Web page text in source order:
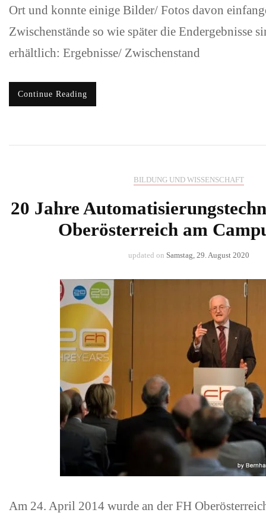
Ort und konnte einige Bilder/ Fotos davon
Zwischenstände so wie später die Endergebnisse
erhältlich: Ergebnisse/ Zwischenstand
Continue Reading
BILDUNG UND WISSENSCHAFT
20 Jahre
Oberösterreich am
updated on Samstag, 29. August 2020
Am 24. April 2014 wurde an der FH